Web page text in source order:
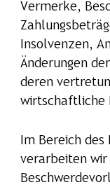
Vermerke,
Insolvenzen,
Änderungen
deren
wirtschaftliche
Im Bereich
verarbeiten wir